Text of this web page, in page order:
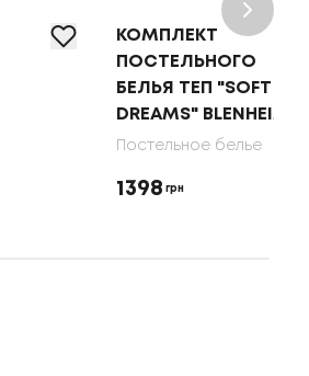
КОМПЛЕКТ
ПОСТЕЛЬНОГО
БЕЛЬЯ ТЕП "SOFT
DREAMS" BLENHEIM
Постельное белье
1398 грн